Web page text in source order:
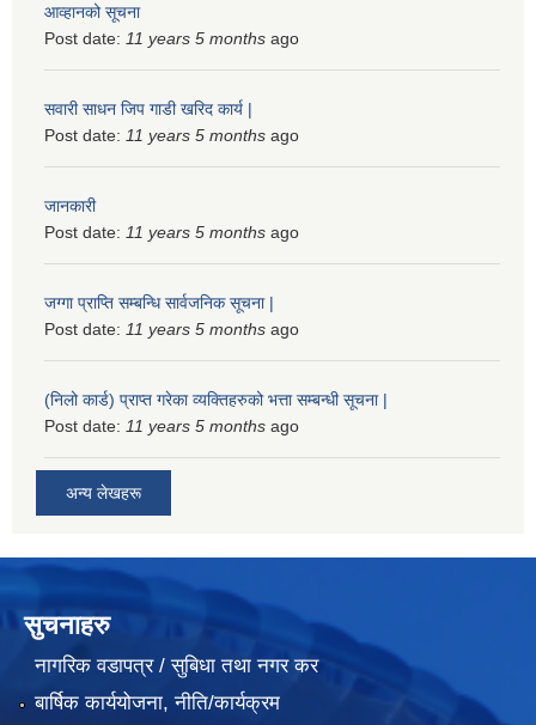
आव्हानको सूचना
Post date: 11 years 5 months ago
सवारी साधन जिप गाडी खरिद कार्य |
Post date: 11 years 5 months ago
जानकारी
Post date: 11 years 5 months ago
जग्गा प्राप्ति सम्बन्धि सार्वजनिक सूचना |
Post date: 11 years 5 months ago
(निलो कार्ड) प्राप्त गरेका व्यक्तिहरुको भत्ता सम्बन्धी सूचना |
Post date: 11 years 5 months ago
अन्य लेखहरू
सुचनाहरु
नागरिक वडापत्र / सुबिधा तथा नगर कर
बार्षिक कार्ययोजना, नीति/कार्यक्रम